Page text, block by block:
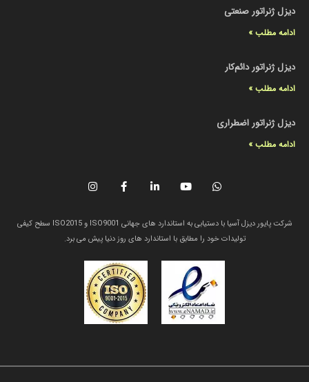
دیزل ژنراتور صنعتی
ادامه مطلب »
دیزل ژنراتور دائم‌کار
ادامه مطلب »
دیزل ژنراتور اضطراری
ادامه مطلب »
شرکت پایور دیزل آسیا با دستیابی به استاندارد های جهانی ISO9001 و ISO2015 سطح کیفی
تولیدات خود را مطابق با استاندارد های روز دنیا پیش می برد.